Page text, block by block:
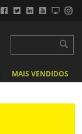
MAIS VENDIDOS